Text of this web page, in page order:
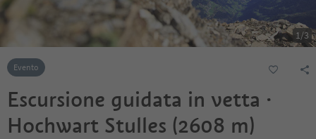
1/3
Evento
Escursione guidata in vetta ·
Hochwart Stulles (2608 m)